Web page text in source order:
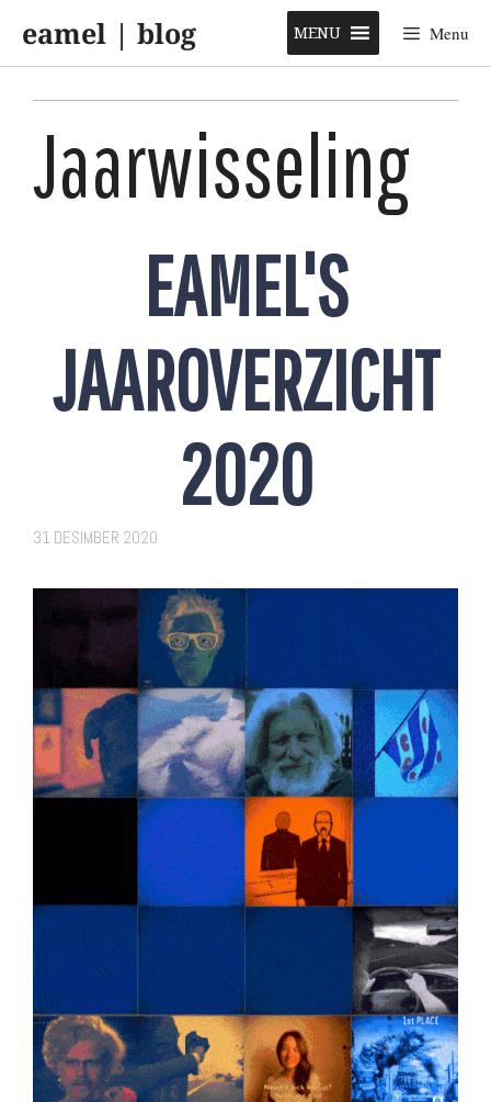
content
eamel | blog Menu
MENU
Jaarwisseling
EAMEL'S
JAAROVERZICHT
2020
31 DESIMBER 2020